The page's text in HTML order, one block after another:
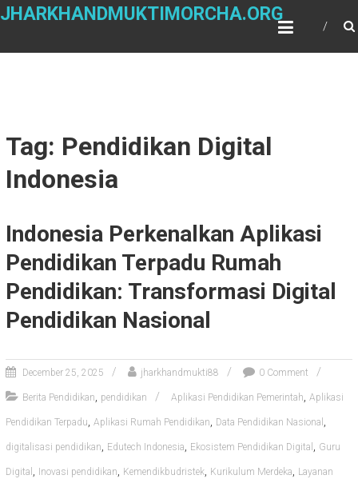
Skip
JHARKHANDMUKTIMORCHA.ORG
Tag: Pendidikan Digital
Indonesia
Indonesia Perkenalkan Aplikasi
Pendidikan Terpadu Rumah
Pendidikan: Transformasi Digital
Pendidikan Nasional
December 25, 2025 jharkhandmukti88 0 Comment
Berita Pendidikan, pendidikan Aplikasi Pendidikan Pemerintah, Aplikasi
Pendidikan Terpadu, Aplikasi Rumah Pendidikan, Data Pendidikan Nasional ,
digitalisasi pendidikan, Edutech Indonesia, Ekosistem Pendidikan Digital , Guru
Digital , Inovasi pendidikan, Kemendikbudristek, Kurikulum Merdeka, Layanan